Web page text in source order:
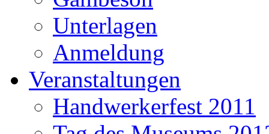
Unterlagen
Anmeldung
Veranstaltungen
Handwerkerfest 2011